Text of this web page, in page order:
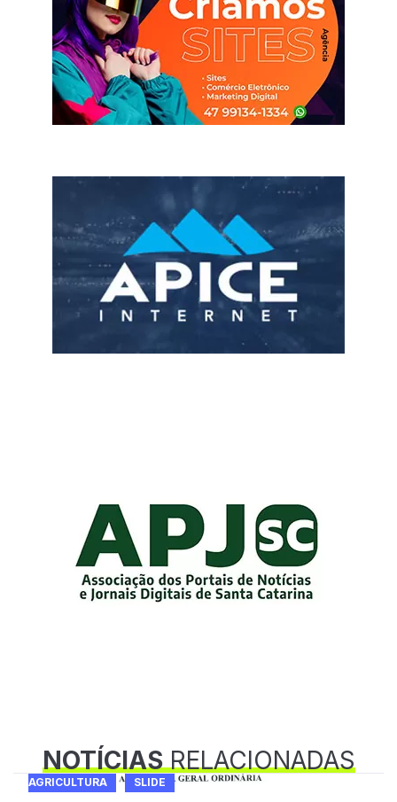
NOTÍCIASRELACIONADAS
AGRICULTURA SLIDE